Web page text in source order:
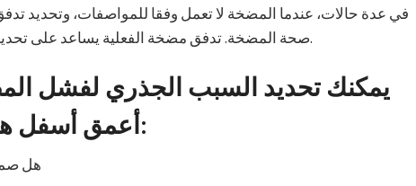
في عدة حالات، عندما المضخة لا تعمل وفقا للمواصفات، وتحديد
صحة المضخة. تدفق مضخة الفعلية يساعد على تحديد الأسباب الجذرية لفشل المضخة.
يمكنك تحديد السبب الجذري لفشل
أعمق أسفل هذه القائمة المرجعية:
هل